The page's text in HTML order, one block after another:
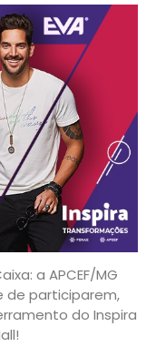
a APCEF/MG
de participarem,
do Inspira